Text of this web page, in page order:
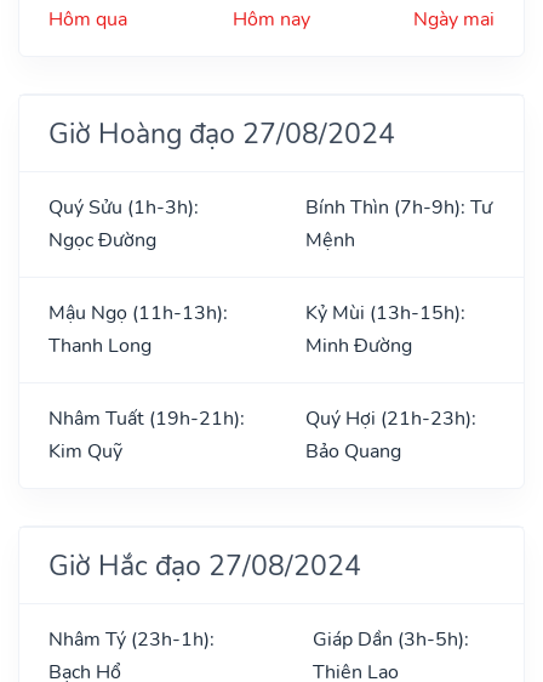
Hôm qua Hôm nay Ngày mai
Giờ Hoàng đạo 27/08/2024
Quý Sửu (1h-3h):
Ngọc Đường
Bính Thìn (7h-9h): Tư
Mệnh
Mậu Ngọ (11h-13h):
Thanh Long
Kỷ Mùi (13h-15h):
Minh Đường
Nhâm Tuất (19h-21h):
Kim Quỹ
Quý Hợi (21h-23h):
Bảo Quang
Giờ Hắc đạo 27/08/2024
Nhâm Tý (23h-1h):
Bạch Hổ
Giáp Dần (3h-5h):
Thiên Lao